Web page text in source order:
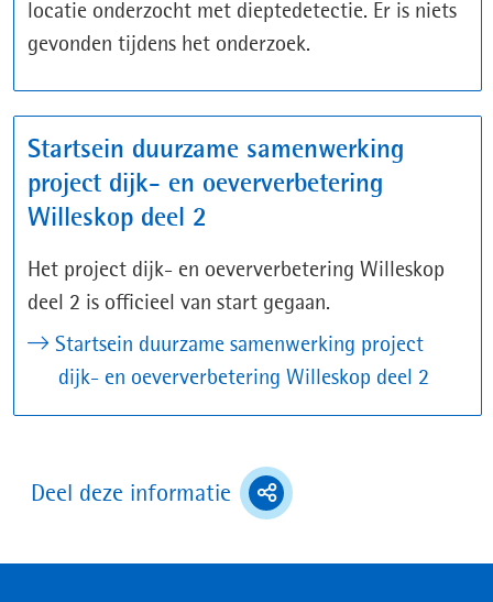
locatie onderzocht met dieptedetectie. Er is niets
gevonden tijdens het onderzoek.
Startsein duurzame samenwerking
project dijk- en oeververbetering
Willeskop deel 2
Het project dijk- en oeververbetering Willeskop
deel 2 is officieel van start gegaan.
Startsein duurzame samenwerking project
dijk- en oeververbetering Willeskop deel 2
Deel deze informatie (toont
deel
opties)